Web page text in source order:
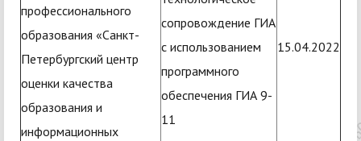
профессионального
образования «Санкт-
Петербургский центр
оценки качества
образования и
информационных
сопровождение ГИА
с использованием
программного
обеспечения ГИА 9-
11
15.04.2022